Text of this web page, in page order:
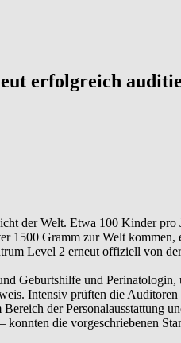
erfolgreich
der Welt. Etwa 100 Kinder pro
1500 Gramm zur Welt
Level 2 erneut offiziell von
Geburtshilfe und
Intensiv prüften die
der Personalausstattung
die vorgeschriebenen